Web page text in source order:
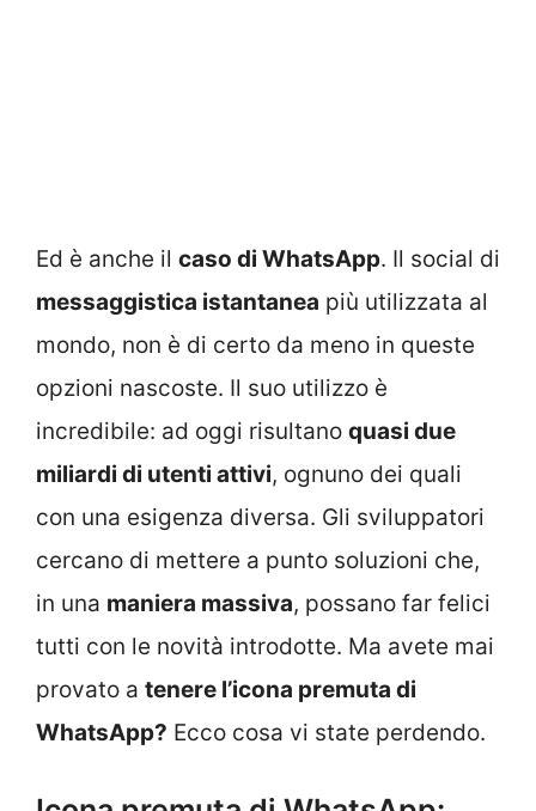
Ed è anche il caso di WhatsApp. Il social di
messaggistica istantanea più utilizzata al
mondo, non è di certo da meno in queste
opzioni nascoste. Il suo utilizzo è
incredibile: ad oggi risultano quasi due
miliardi di utenti attivi, ognuno dei quali
con una esigenza diversa. Gli sviluppatori
cercano di mettere a punto soluzioni che,
in una maniera massiva, possano far felici
tutti con le novità introdotte. Ma avete mai
provato a tenere l’icona premuta di
WhatsApp? Ecco cosa vi state perdendo.